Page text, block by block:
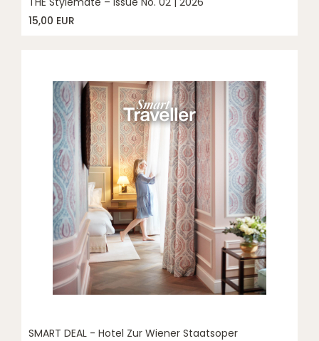
15,00 EUR
SMART DEAL - Hotel Zur Wiener Staatsoper